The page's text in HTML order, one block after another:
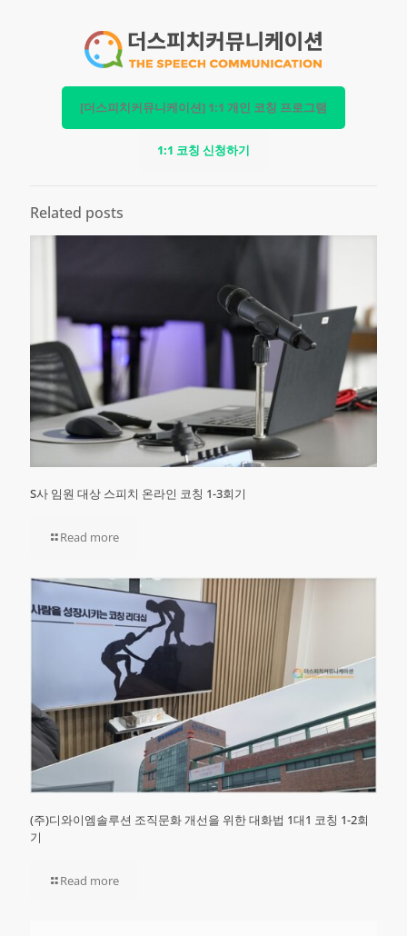
[더스피치커뮤니케이션] 1:1 개인 코칭 프로그램
1:1 코칭 신청하기
Related posts
S사 임원 대상 스피치 온라인 코칭 1-3회기
Read more
(주)디와이엠솔루션 조직문화 개선을 위한 대화법 1대1 코칭 1-2회
기
Read more